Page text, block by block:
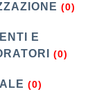
(0)
E
(0)
(0)